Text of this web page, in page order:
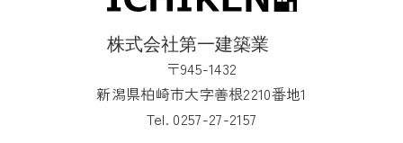
〒945-1432
新潟県柏崎市大字善根2210番地1
Tel. 0257-27-2157